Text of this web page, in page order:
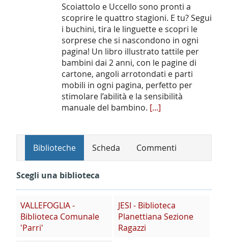
Scoiattolo e Uccello sono pronti a
scoprire le quattro stagioni. E tu? Segui
i buchini, tira le linguette e scopri le
sorprese che si nascondono in ogni
pagina! Un libro illustrato tattile per
bambini dai 2 anni, con le pagine di
cartone, angoli arrotondati e parti
mobili in ogni pagina, perfetto per
stimolare l’abilità e la sensibilità
manuale del bambino. [...]
Biblioteche Scheda Commenti
Scegli una biblioteca
VALLEFOGLIA -
Biblioteca Comunale
'Parri'
JESI - Biblioteca
Planettiana Sezione
Ragazzi